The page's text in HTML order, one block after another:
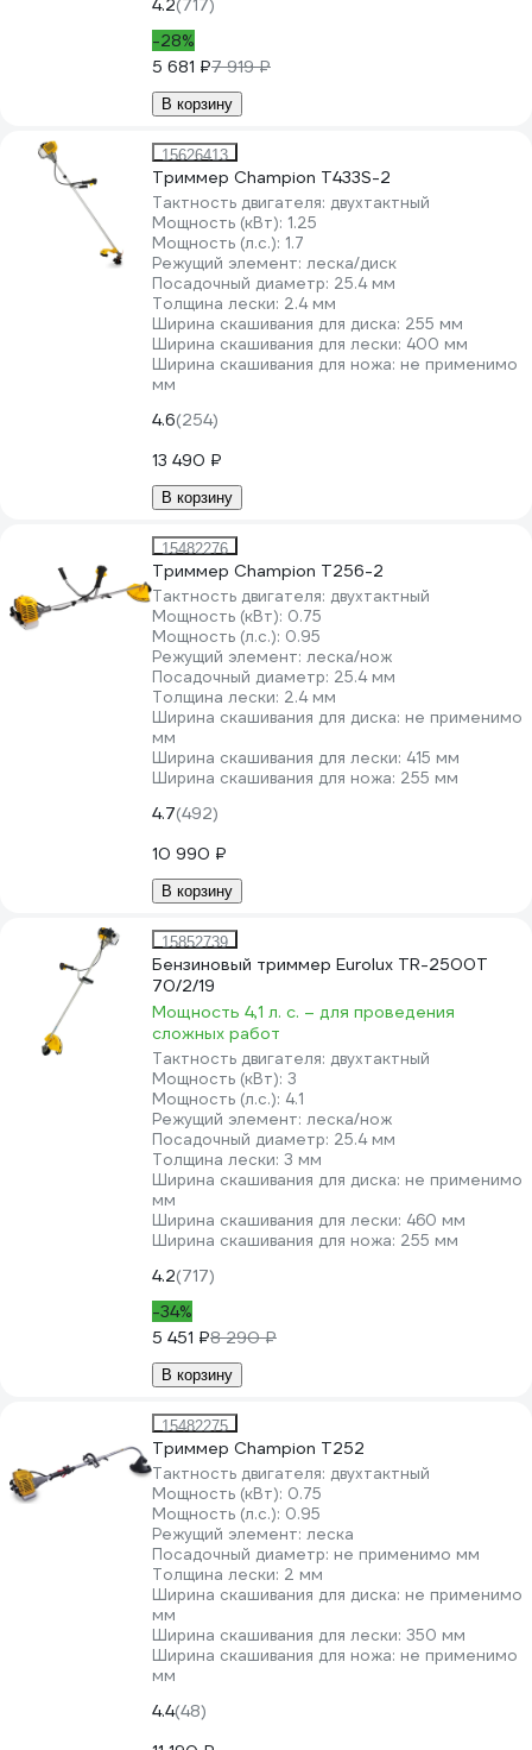
4.2(717)
-28%
5 681 ₽7 919 ₽
В корзину
15626413
Триммер Champion Т433S-2
Тактность двигателя: двухтактный
Мощность (кВт): 1.25
Мощность (л.с.): 1.7
Режущий элемент: леска/диск
Посадочный диаметр: 25.4 мм
Толщина лески: 2.4 мм
Ширина скашивания для диска: 255 мм
Ширина скашивания для лески: 400 мм
Ширина скашивания для ножа: не применимо
мм
4.6(254)
13 490 ₽
В корзину
15482276
Триммер Champion Т256-2
Тактность двигателя: двухтактный
Мощность (кВт): 0.75
Мощность (л.с.): 0.95
Режущий элемент: леска/нож
Посадочный диаметр: 25.4 мм
Толщина лески: 2.4 мм
Ширина скашивания для диска: не применимо
мм
Ширина скашивания для лески: 415 мм
Ширина скашивания для ножа: 255 мм
4.7(492)
10 990 ₽
В корзину
15852739
Бензиновый триммер Eurolux TR-2500T
70/2/19
Мощность 4,1 л. с. – для проведения
сложных работ
Тактность двигателя: двухтактный
Мощность (кВт): 3
Мощность (л.с.): 4.1
Режущий элемент: леска/нож
Посадочный диаметр: 25.4 мм
Толщина лески: 3 мм
Ширина скашивания для диска: не применимо
мм
Ширина скашивания для лески: 460 мм
Ширина скашивания для ножа: 255 мм
4.2(717)
-34%
5 451 ₽8 290 ₽
В корзину
15482275
Триммер Champion Т252
Тактность двигателя: двухтактный
Мощность (кВт): 0.75
Мощность (л.с.): 0.95
Режущий элемент: леска
Посадочный диаметр: не применимо мм
Толщина лески: 2 мм
Ширина скашивания для диска: не применимо
мм
Ширина скашивания для лески: 350 мм
Ширина скашивания для ножа: не применимо
мм
4.4(48)